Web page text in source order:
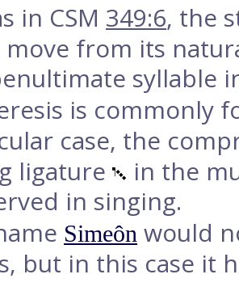
in CSM 349:6, the
move from its
syllable
is commonly
case, the
ligature
in the
in singing.
Simeôn would
but in this case it